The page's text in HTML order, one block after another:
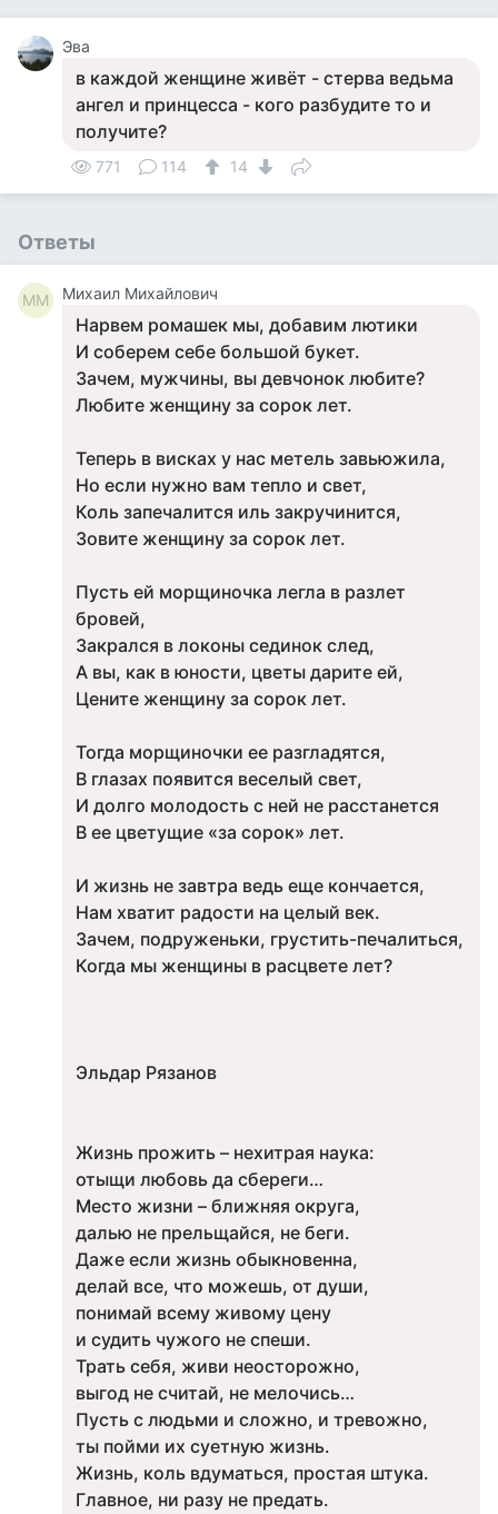
Эва
в каждой женщине живёт - стерва ведьма
ангел и принцесса - кого разбудите то и
получите?
771 114 14
Ответы
ММ Михаил Михайлович
Нарвем ромашек мы, добавим лютики
И соберем себе большой букет.
Зачем, мужчины, вы девчонок любите?
Любите женщину за сорок лет.
Теперь в висках у нас метель завьюжила,
Но если нужно вам тепло и свет,
Коль запечалится иль закручинится,
Зовите женщину за сорок лет.
Пусть ей морщиночка легла в разлет
бровей,
Закрался в локоны сединок след,
А вы, как в юности, цветы дарите ей,
Цените женщину за сорок лет.
Тогда морщиночки ее разгладятся,
В глазах появится веселый свет,
И долго молодость с ней не расстанется
В ее цветущие «за сорок» лет.
И жизнь не завтра ведь еще кончается,
Нам хватит радости на целый век.
Зачем, подруженьки, грустить-печалиться,
Когда мы женщины в расцвете лет?
Эльдар Рязанов
Жизнь прожить – нехитрая наука:
отыщи любовь да сбереги…
Место жизни – ближняя округа,
далью не прельщайся, не беги.
Даже если жизнь обыкновенна,
делай все, что можешь, от души,
понимай всему живому цену
и судить чужого не спеши.
Трать себя, живи неосторожно,
выгод не считай, не мелочись…
Пусть с людьми и сложно, и тревожно,
ты пойми их суетную жизнь.
Жизнь, коль вдуматься, простая штука.
Главное, ни разу не предать.